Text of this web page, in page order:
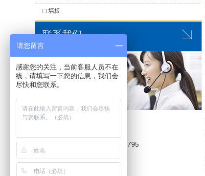
墙板
联系我们
绵阳市高升钢结构有限公司
手机:15281127683.13658121795
Q Q:1572027325
邮箱:1572027325@qq.com
请您留言
感谢您的关注，当前客服人员不在
线，请填写一下您的信息，我们会
尽快和您联系。